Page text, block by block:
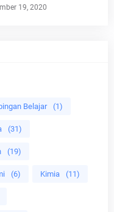
19, 2020
Belajar (1)
(31)
(19)
(6) Kimia (11)